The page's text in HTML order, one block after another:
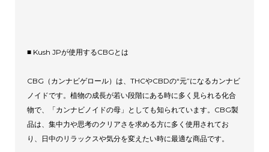
■ Kush JPが使用するCBGとは
CBG（カンナビゲロール）は、THCやCBDの“元”になるカンナビ
ノイドです。植物の成長が若い段階にある時に多く見られる化合
物で、「カンナビノイドの母」としても知られています。CBG製
品は、集中力や思考のクリアさを求める方に多く使用されてお
り、日中のリラックスや気分を変えたい時に最適な商品です。